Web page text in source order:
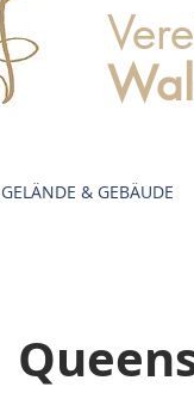
GELÄNDE & GEBÄUDE